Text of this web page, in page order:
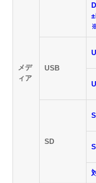
メデ
ィア
USB
SD